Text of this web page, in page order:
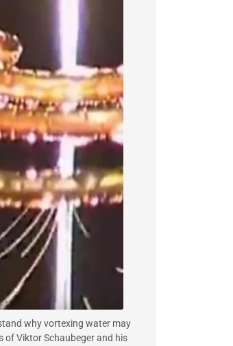
why vortexing water may
of Viktor Schaubeger and his